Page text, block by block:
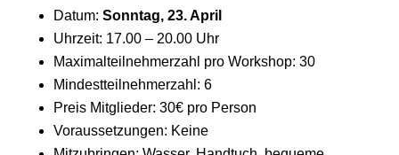
Datum: Sonntag, 23. April
Uhrzeit: 17.00 – 20.00 Uhr
Maximalteilnehmerzahl pro Workshop: 30
Mindestteilnehmerzahl: 6
Preis Mitglieder: 30€ pro Person
Voraussetzungen: Keine